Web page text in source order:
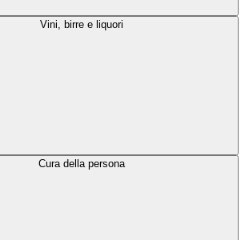
Vini, birre e liquori
Cura della persona